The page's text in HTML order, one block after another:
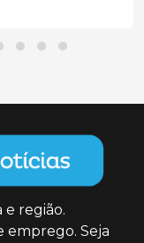
e região.
emprego. Seja